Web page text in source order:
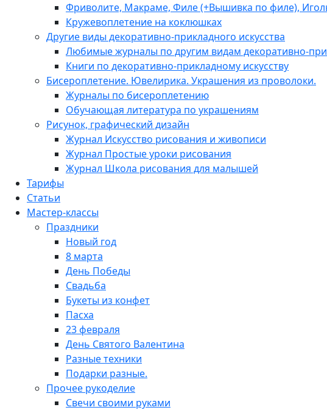
Фриволите, Макраме, Филе (+Вышивка по филе),
Кружевоплетение на коклюшках
Другие виды декоративно-прикладного искусства
Любимые журналы по другим видам декоративно-
Книги по декоративно-прикладному искусству
Бисероплетение. Ювелирика. Украшения из проволоки.
Журналы по бисероплетению
Обучающая литература по украшениям
Рисунок, графический дизайн
Журнал Искусство рисования и живописи
Журнал Простые уроки рисования
Журнал Школа рисования для малышей
Тарифы
Статьи
Мастер-классы
Праздники
Новый год
8 марта
День Победы
Свадьба
Букеты из конфет
Пасха
23 февраля
День Святого Валентина
Разные техники
Подарки разные.
Прочее рукоделие
Свечи своими руками